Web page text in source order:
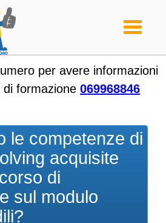
Toggle
per avere informazioni
formazione 069968846
le competenze di
acquisite
di
sul modulo